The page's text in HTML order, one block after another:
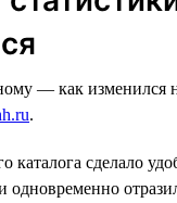
— как изменился
.
каталога сделало
одновременно